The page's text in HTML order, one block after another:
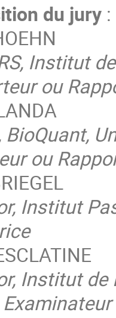
du jury :
Institut
ou
BioQuant,
ou
Institut
Institut de